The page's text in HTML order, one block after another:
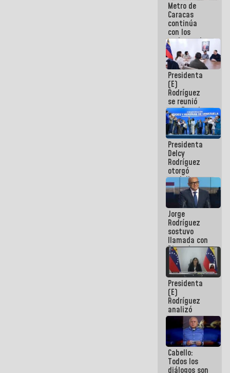
Metro de
Caracas
continúa
con los
trabajos de
mantenimiento
e inspección
en la Línea 2
Presidenta
(E)
Rodríguez
se reunió
con Estado
Mayor
Eléctrico
para
abordar
planes de
acción
Presidenta
Delcy
Rodríguez
otorgó
medalla
"Héroe de
Venezuela"
a servidores
públicos
Jorge
Rodríguez
sostuvo
llamada con
Dinorah
Figuera y
acuerdan
primer
encuentro
presencial
para el
diálogo
Presidenta
(E)
Rodríguez
analizó
junto a
gobernadores
planes de
recuperación
del Sistema
Eléctrico
Cabello:
Todos los
diálogos son